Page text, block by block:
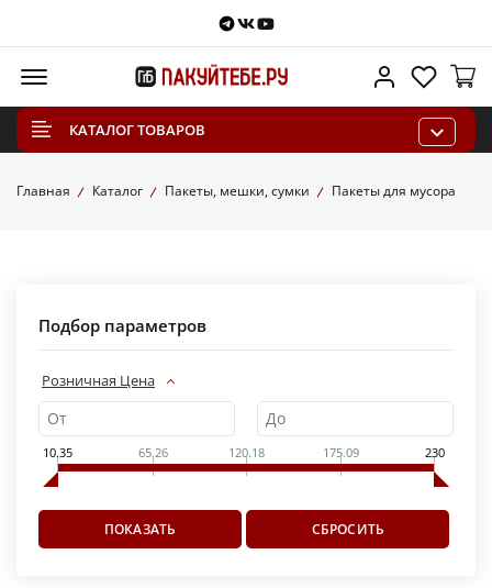
Telegram
VKontakte
Youtube
Личный
КАТАЛОГ ТОВАРОВ
Главная Каталог Пакеты, мешки, сумки Пакеты для мусора
Подбор параметров
Розничная Цена
10.35 65.26 120.18 175.09 230